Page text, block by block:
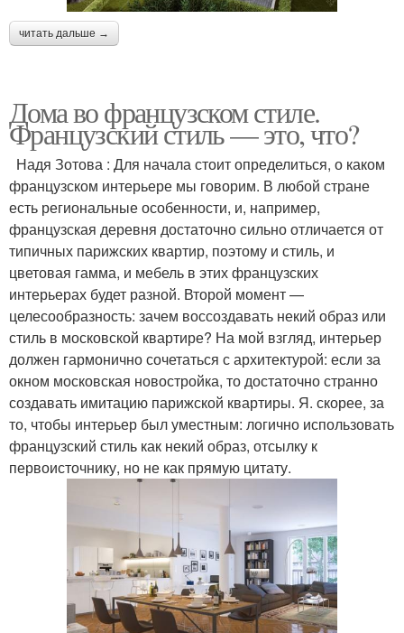
читать дальше →
Дома во французском стиле.
Французский стиль — это, что?
Надя Зотова : Для начала стоит определиться, о каком
французском интерьере мы говорим. В любой стране
есть региональные особенности, и, например,
французская деревня достаточно сильно отличается от
типичных парижских квартир, поэтому и стиль, и
цветовая гамма, и мебель в этих французских
интерьерах будет разной. Второй момент —
целесообразность: зачем воссоздавать некий образ или
стиль в московской квартире? На мой взгляд, интерьер
должен гармонично сочетаться с архитектурой: если за
окном московская новостройка, то достаточно странно
создавать имитацию парижской квартиры. Я. скорее, за
то, чтобы интерьер был уместным: логично использовать
французский стиль как некий образ, отсылку к
первоисточнику, но не как прямую цитату.